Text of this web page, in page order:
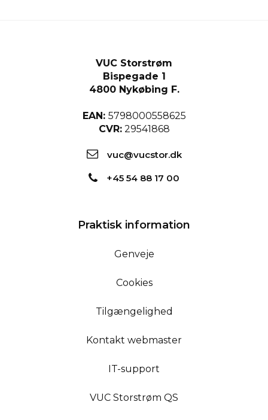
VUC Storstrøm
Bispegade 1
4800 Nykøbing F.
EAN: 5798000558625
CVR:29541868
vuc@vucstor.dk
+45 54 88 17 00
Praktisk information
Genveje
Cookies
Tilgængelighed
Kontakt webmaster
IT-support
VUC Storstrøm QS